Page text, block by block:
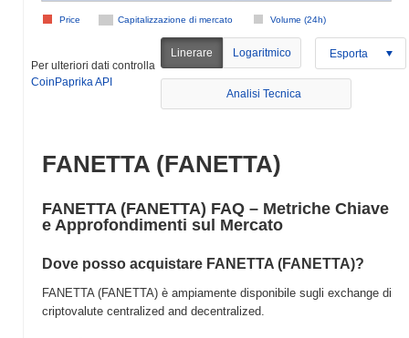
Capitalizzazione di mercato Volume (24h)
Price
Per ulteriori dati controlla
CoinPaprika API
Linerare Logaritmico Esporta
Analisi Tecnica
FANETTA (FANETTA)
FANETTA (FANETTA) FAQ – Metriche Chiave
e Approfondimenti sul Mercato
Dove posso acquistare FANETTA (FANETTA)?
FANETTA (FANETTA) è ampiamente disponibile sugli exchange di
criptovalute centralized and decentralized.